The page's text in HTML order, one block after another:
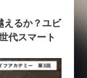
えるか？ユビ
代スマート